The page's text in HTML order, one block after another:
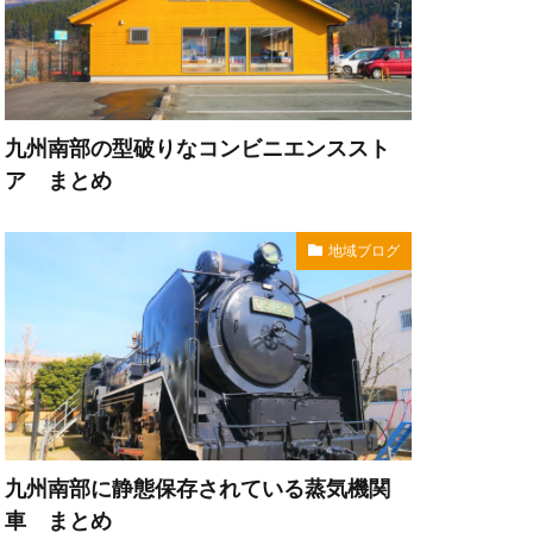
九州南部の型破りなコンビニエンススト
ア まとめ
地域ブログ
九州南部に静態保存されている蒸気機関
車 まとめ